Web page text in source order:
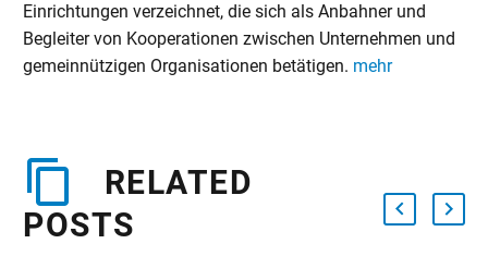
Einrichtungen verzeichnet, die sich als Anbahner und
Begleiter von Kooperationen zwischen Unternehmen und
gemeinnützigen Organisationen betätigen. mehr
RELATED
POSTS